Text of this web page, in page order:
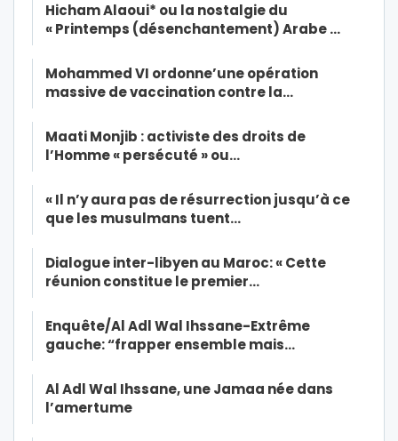
Hicham Alaoui* ou la nostalgie du
« Printemps (désenchantement) Arabe …
Mohammed VI ordonne’une opération
massive de vaccination contre la…
Maati Monjib : activiste des droits de
l’Homme « persécuté » ou…
« Il n’y aura pas de résurrection jusqu’à ce
que les musulmans tuent…
Dialogue inter-libyen au Maroc: « Cette
réunion constitue le premier…
Enquête/Al Adl Wal Ihssane-Extrême
gauche: “frapper ensemble mais…
Al Adl Wal Ihssane, une Jamaa née dans
l’amertume